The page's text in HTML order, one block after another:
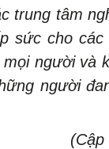
trung tâm
sức cho
người và
người
(Cập